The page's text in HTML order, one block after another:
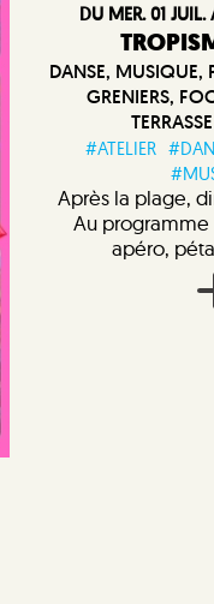
DU MER. 01
DANSE, MUSIQUE,
GRENIERS,
#ATELIER
Après la plage,
Au programme
apéro,